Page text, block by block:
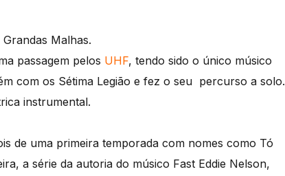
Malhas.
passagem pelos UHF, tendo sido o único músico
com os Sétima Legião e fez o seu percurso a solo.
instrumental.
de uma primeira temporada com nomes como Tó
a série da autoria do músico Fast Eddie Nelson,